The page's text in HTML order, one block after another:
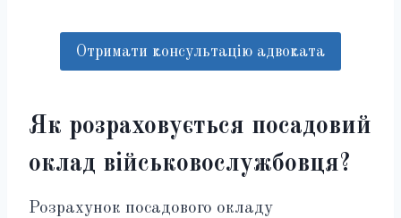
Отримати консультацію адвоката
Як розраховується посадовий
оклад військовослужбовця?
Розрахунок посадового окладу